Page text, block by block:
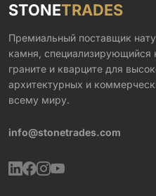
STONETRADES
Премиальный поставщик
камня, специализирующийся
граните и кварците для
архитектурных и
всему миру.
info@stonetrades.com